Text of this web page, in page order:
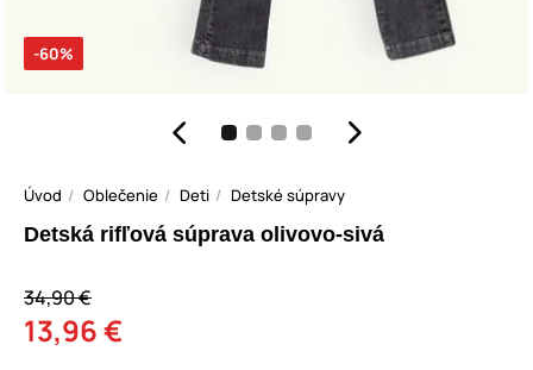
-60%
Úvod Oblečenie Deti Detské súpravy
Detská rifľová súprava olivovo-sivá
34,90 €
13,96 €